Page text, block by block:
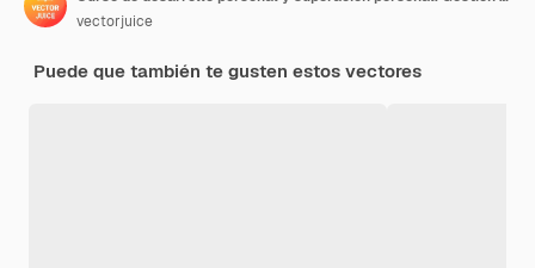
vectorjuice
Puede que también te gusten estos vectores